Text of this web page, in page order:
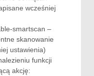
wcześniej
smartscan –
skanowanie
ustawienia)
funkcji
akcję: